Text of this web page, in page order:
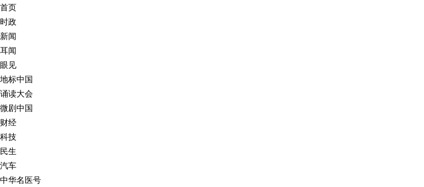
首页
时政
新闻
耳闻
眼见
地标中国
诵读大会
微剧中国
财经
科技
民生
汽车
中华名医号